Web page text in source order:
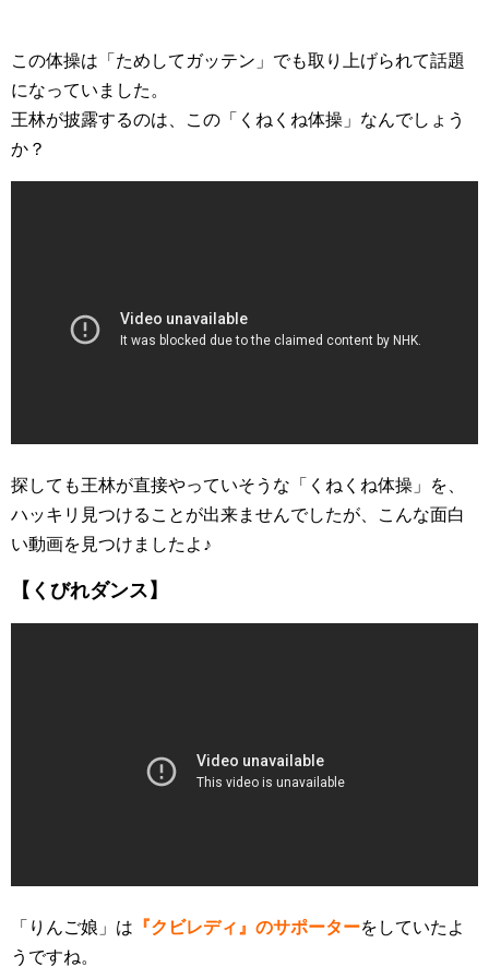
この体操は「ためしてガッテン」でも取り上げられて話題
になっていました。
王林が披露するのは、この「くねくね体操」なんでしょう
か？
探しても王林が直接やっていそうな「くねくね体操」を、
ハッキリ見つけることが出来ませんでしたが、こんな面白
い動画を見つけましたよ♪
【くびれダンス】
「りんご娘」は 『クビレディ』のサポーターをしていたよ
うですね。